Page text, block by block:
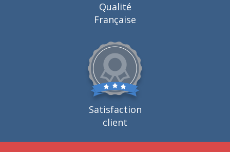
Qualité
Française
Satisfaction
client